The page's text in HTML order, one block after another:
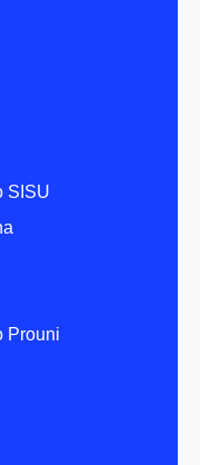
SISU
Prouni